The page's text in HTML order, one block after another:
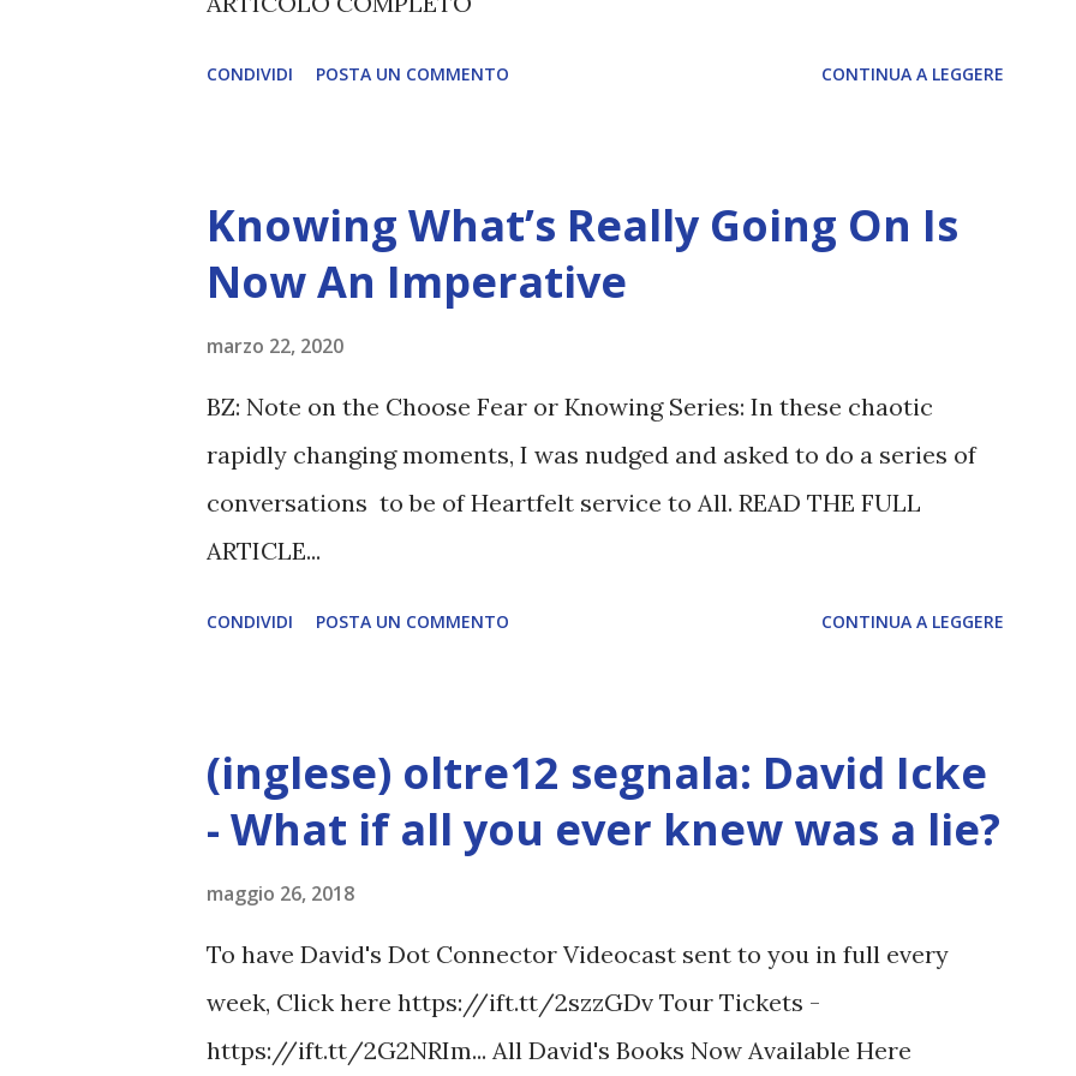
renderanno la differenza lampante: L’IA sarà in gr...
CONDIVIDI POSTA UN COMMENTO CONTINUA A LEGGERE
Knowing What’s Really Going On Is
Now An Imperative
marzo 22, 2020
BZ: Note on the Choose Fear or Knowing Series: In these chaotic
rapidly changing moments, I was nudged and asked to do a series of
conversations to be of Heartfelt service to All. READ THE FULL
ARTICLE...
CONDIVIDI POSTA UN COMMENTO CONTINUA A LEGGERE
(inglese) oltre12 segnala: David Icke
- What if all you ever knew was a lie?
maggio 26, 2018
To have David's Dot Connector Videocast sent to you in full every
week, Click here https://ift.tt/2szzGDv Tour Tickets -
https://ift.tt/2G2NRIm... All David's Books Now Available Here